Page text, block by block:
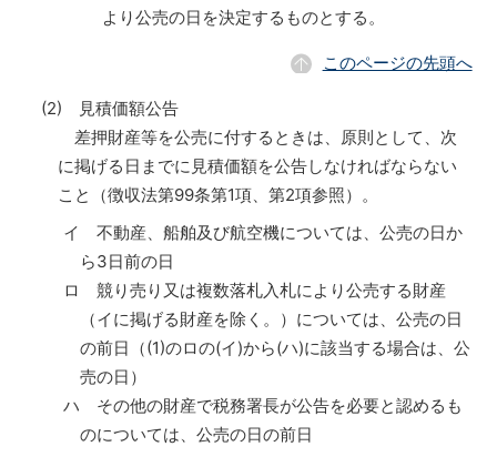
より公売の日を決定するものとする。
このページの先頭へ
(2) 見積価額公告
差押財産等を公売に付するときは、原則として、次
に掲げる日までに見積価額を公告しなければならない
こと（徴収法第99条第1項、第2項参照）。
イ 不動産、船舶及び航空機については、公売の日か
ら3日前の日
ロ 競り売り又は複数落札入札により公売する財産
（イに掲げる財産を除く。）については、公売の日
の前日（(1)のロの(イ)から(ハ)に該当する場合は、公
売の日）
ハ その他の財産で税務署長が公告を必要と認めるも
のについては、公売の日の前日